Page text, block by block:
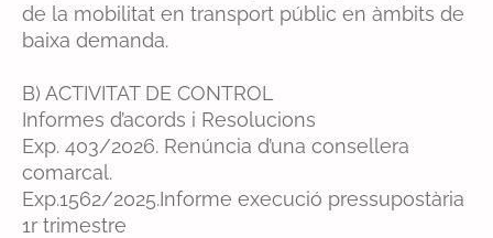
a
r
a
l
d
e
l
P
de la mobilitat en transport públic en àmbits de
baixa demanda.
B) ACTIVITAT DE CONTROL
Informes d’acords i Resolucions
Exp. 403/2026. Renúncia d’una consellera
comarcal.
Exp.1562/2025.Informe execució pressupostària
1r trimestre